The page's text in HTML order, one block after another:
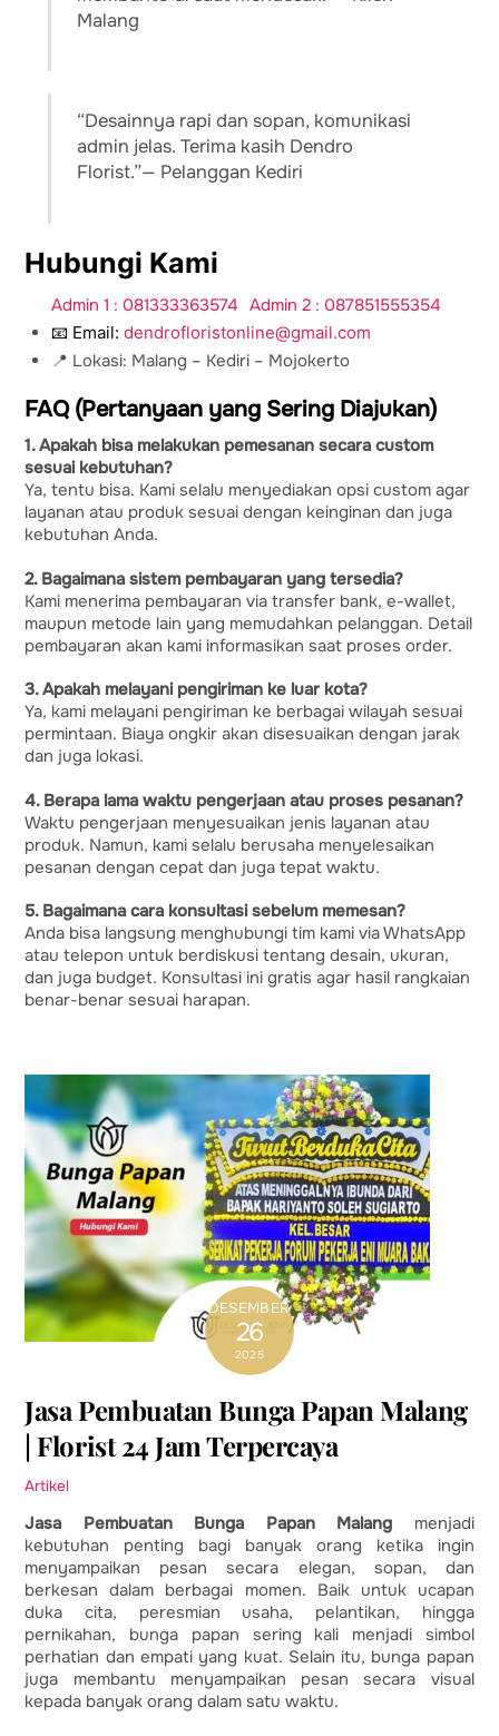
Malang
“Desainnya rapi dan sopan, komunikasi
admin jelas. Terima kasih Dendro
Florist.”— Pelanggan Kediri
Hubungi Kami
Admin 1 : 081333363574 Admin 2 : 087851555354
📧 Email:dendrofloristonline@gmail.com
📍 Lokasi: Malang – Kediri – Mojokerto
FAQ (Pertanyaan yang Sering Diajukan)
1. Apakah bisa melakukan pemesanan secara custom
sesuai kebutuhan?
Ya, tentu bisa. Kami selalu menyediakan opsi custom agar
layanan atau produk sesuai dengan keinginan dan juga
kebutuhan Anda.
2. Bagaimana sistem pembayaran yang tersedia?
Kami menerima pembayaran via transfer bank, e-wallet,
maupun metode lain yang memudahkan pelanggan. Detail
pembayaran akan kami informasikan saat proses order.
3. Apakah melayani pengiriman ke luar kota?
Ya, kami melayani pengiriman ke berbagai wilayah sesuai
permintaan. Biaya ongkir akan disesuaikan dengan jarak
dan juga lokasi.
4. Berapa lama waktu pengerjaan atau proses pesanan?
Waktu pengerjaan menyesuaikan jenis layanan atau
produk. Namun, kami selalu berusaha menyelesaikan
pesanan dengan cepat dan juga tepat waktu.
5. Bagaimana cara konsultasi sebelum memesan?
Anda bisa langsung menghubungi tim kami via WhatsApp
atau telepon untuk berdiskusi tentang desain, ukuran,
dan juga budget. Konsultasi ini gratis agar hasil rangkaian
benar-benar sesuai harapan.
DESEMBER
26
2025
Jasa Pembuatan Bunga Papan Malang
| Florist 24 Jam Terpercaya
Artikel
Jasa Pembuatan Bunga Papan Malang menjadi
kebutuhan penting bagi banyak orang ketika ingin
menyampaikan pesan secara elegan, sopan, dan
berkesan dalam berbagai momen. Baik untuk ucapan
duka cita, peresmian usaha, pelantikan, hingga
pernikahan, bunga papan sering kali menjadi simbol
perhatian dan empati yang kuat. Selain itu, bunga papan
juga membantu menyampaikan pesan secara visual
kepada banyak orang dalam satu waktu.